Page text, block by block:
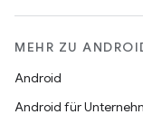
MEHR ZU
Android
Android für